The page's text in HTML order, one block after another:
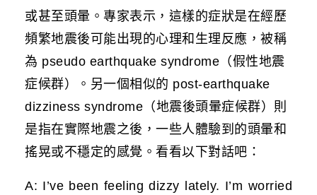
或甚至頭暈。專家表示，這樣的症狀是在經歷
頻繁地震後可能出現的心理和生理反應，被稱
為 pseudo earthquake syndrome（假性地震
症候群）。另一個相似的 post-earthquake
dizziness syndrome（地震後頭暈症候群）則
是指在實際地震之後，一些人體驗到的頭暈和
搖晃或不穩定的感覺。看看以下對話吧：
A: I’ve been feeling dizzy lately. I’m worried